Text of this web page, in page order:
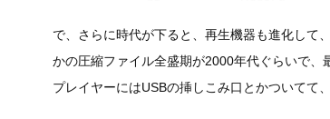
で、さらに時代が下ると、再生機器も進化して
かの圧縮ファイル全盛期が2000年代ぐらいで
プレイヤーにはUSBの挿しこみ口とかついてて